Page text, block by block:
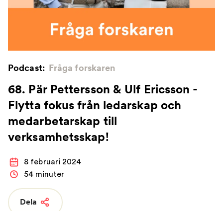
Podcast: Fråga forskaren
68. Pär Pettersson & Ulf Ericsson -
Flytta fokus från ledarskap och
medarbetarskap till
verksamhetsskap!
8 februari 2024
54 minuter
Dela